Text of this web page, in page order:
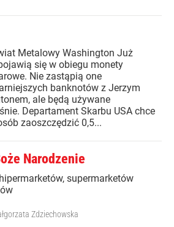
Metalowy Washington Już
się w obiegu monety
Nie zastąpią one
banknotów z Jerzym
ale będą używane
Departament Skarbu USA chce
zaoszczędzić 0,5...
Narodzenie
supermarketów
Zdziechowska